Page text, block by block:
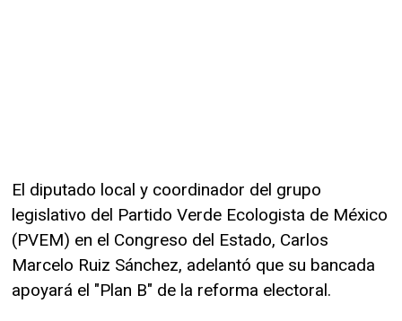
El diputado local y coordinador del grupo
legislativo del Partido Verde Ecologista de México
(PVEM) en el Congreso del Estado, Carlos
Marcelo Ruiz Sánchez, adelantó que su bancada
apoyará el "Plan B" de la reforma electoral.